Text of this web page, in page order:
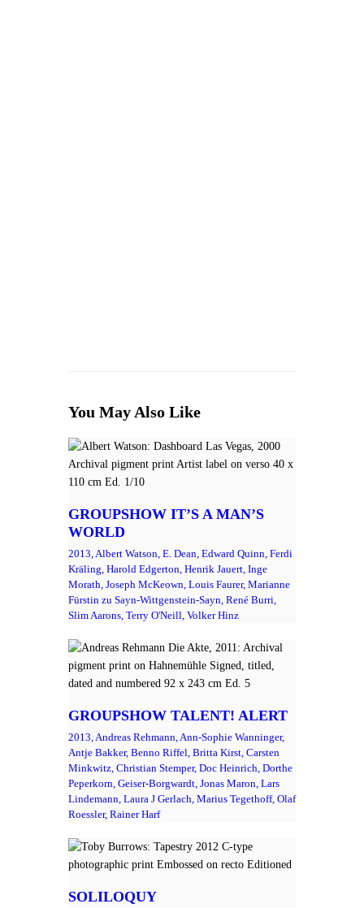
You May Also Like
GROUPSHOW IT’S A MAN’S
WORLD
2013,Albert Watson, E. Dean, Edward Quinn, Ferdi
Kräling, Harold Edgerton, Henrik Jauert, Inge
Morath, Joseph McKeown, Louis Faurer, Marianne
Fürstin zu Sayn-Wittgenstein-Sayn, René Burri,
Slim Aarons, Terry O'Neill, Volker Hinz
GROUPSHOW TALENT! ALERT
2013,Andreas Rehmann,Ann-Sophie Wanninger,
Antje Bakker, Benno Riffel, Britta Kirst, Carsten
Minkwitz, Christian Stemper, Doc Heinrich, Dorthe
Peperkorn, Geiser-Borgwardt, Jonas Maron, Lars
Lindemann, Laura J Gerlach, Marius Tegethoff, Olaf
Roessler, Rainer Harf
SOLILOQUY